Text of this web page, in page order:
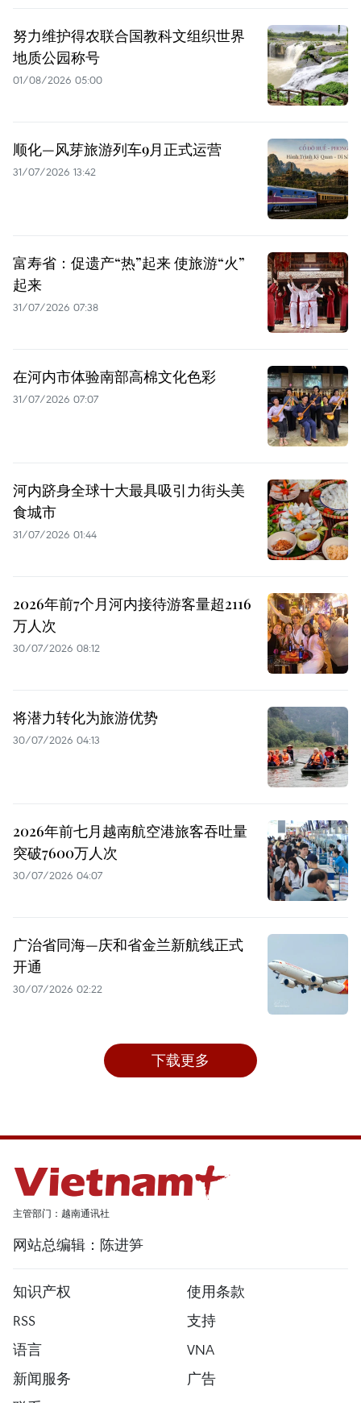
努力维护得农联合国教科文组织世界
地质公园称号
01/08/2026 05:00
顺化—风芽旅游列车9月正式运营
31/07/2026 13:42
富寿省：促遗产“热”起来 使旅游“火”
起来
31/07/2026 07:38
在河内市体验南部高棉文化色彩
31/07/2026 07:07
河内跻身全球十大最具吸引力街头美
食城市
31/07/2026 01:44
2026年前7个月河内接待游客量超2116
万人次
30/07/2026 08:12
将潜力转化为旅游优势
30/07/2026 04:13
2026年前七月越南航空港旅客吞吐量
突破7600万人次
30/07/2026 04:07
广治省同海—庆和省金兰新航线正式
开通
30/07/2026 02:22
下载更多
主管部门：越南通讯社
网站总编辑：陈进笋
知识产权
使用条款
RSS
支持
语言
VNA
新闻服务
广告